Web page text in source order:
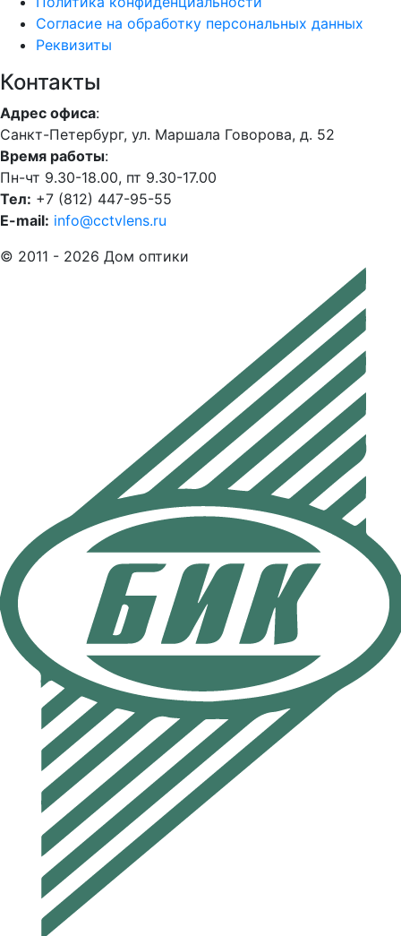
Согласие на обработку персональных данных
Реквизиты
Контакты
Адрес офиса:
Санкт-Петербург, ул. Маршала Говорова, д. 52
Время работы:
Пн-чт 9.30-18.00, пт 9.30-17.00
Тел: +7 (812) 447-95-55
E-mail: info@cctvlens.ru
© 2011 - 2026 Дом оптики